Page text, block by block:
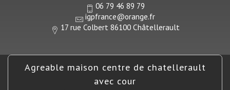
06 79 46 89 79
igpfrance@orange.fr
17 rue Colbert 86100 Châtellerault
agreable maison centre de chatellerault
avec cour